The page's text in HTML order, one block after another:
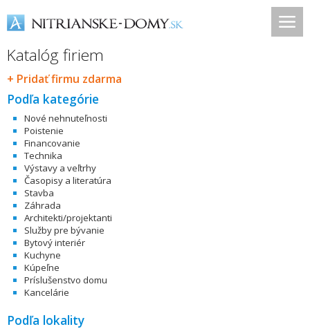
Katalóg firiem
+ Pridať firmu zdarma
Podľa kategórie
Nové nehnuteľnosti
Poistenie
Financovanie
Technika
Výstavy a veľtrhy
Časopisy a literatúra
Stavba
Záhrada
Architekti/projektanti
Služby pre bývanie
Bytový interiér
Kuchyne
Kúpeľne
Príslušenstvo domu
Kancelárie
Podľa lokality